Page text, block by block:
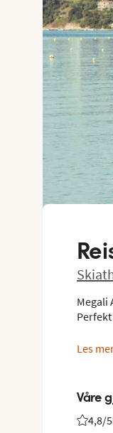
Vis bilder
Megali
Les
Våre
4,8/5